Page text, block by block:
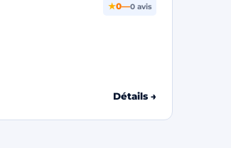
★0—0 avis
Détails →